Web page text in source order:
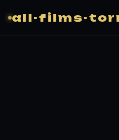
all-films-